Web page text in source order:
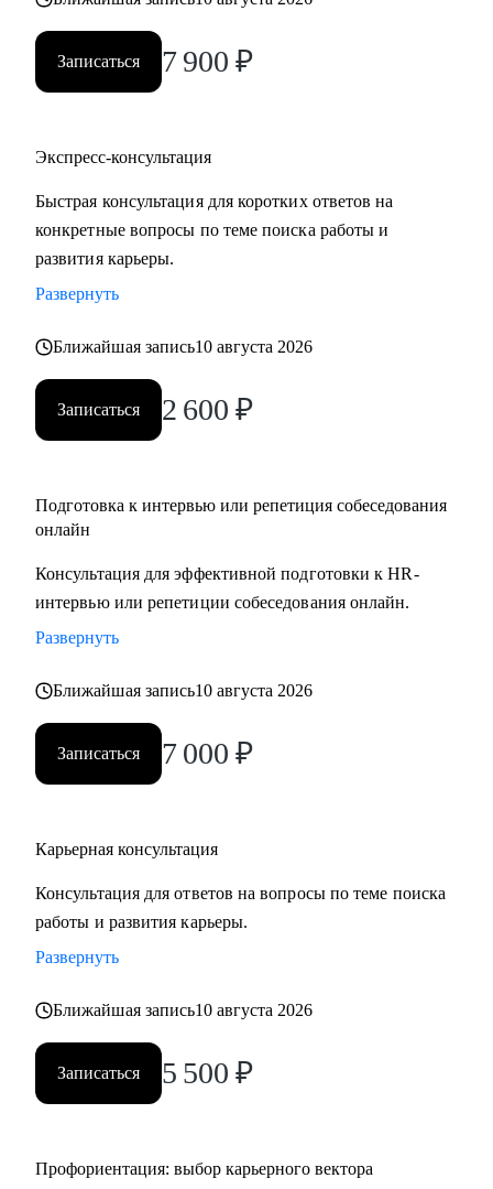
Записаться 7 900 ₽
Экспресс-консультация
Быстрая консультация для коротких ответов на
конкретные вопросы по теме поиска работы и
развития карьеры.
Развернуть
Ближайшая запись10 августа 2026
Записаться 2 600 ₽
Подготовка к интервью или репетиция собеседования
онлайн
Консультация для эффективной подготовки к HR-
интервью или репетиции собеседования онлайн.
Развернуть
Ближайшая запись10 августа 2026
Записаться 7 000 ₽
Карьерная консультация
Консультация для ответов на вопросы по теме поиска
работы и развития карьеры.
Развернуть
Ближайшая запись10 августа 2026
Записаться 5 500 ₽
Профориентация: выбор карьерного вектора